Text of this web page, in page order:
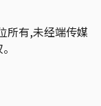
所有,未经端传媒